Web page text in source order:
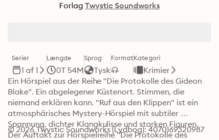
Forlag Twystic Soundworks
Serier
1 af 1
Længde
0T 54M
Sprog
Tysk
FormatKategori
Krimier
Ein Hörspiel aus der Reihe "Die Protokolle des Gideon
Blake". Ein abgelegener Küstenort. Stimmen, die
niemand erklären kann. "Ruf aus den Klippen" ist ein
atmosphärisches Mystery-Hörspiel mit subtiler
Spannung, dichter Klangkulisse und starken Figuren.
Der Auftakt zur Hörspielreihe "Die Protokolle des
© 2026 Twystic Soundworks (Lydbog): 4070169320987